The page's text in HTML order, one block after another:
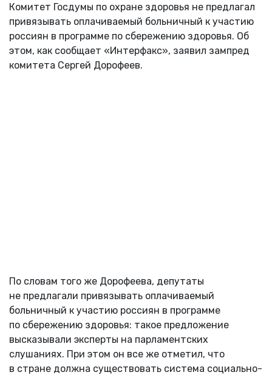
Комитет Госдумы по охране здоровья не предлагал
привязывать оплачиваемый больничный к участию
россиян в программе по сбережению здоровья. Об
этом, как сообщает «Интерфакс», заявил зампред
комитета Сергей Дорофеев.
По словам того же Дорофеева, депутаты
не предлагали привязывать оплачиваемый
больничный к участию россиян в программе
по сбережению здоровья: такое предложение
высказывали эксперты на парламентских
слушаниях. При этом он все же отметил, что
в стране должна существовать система социально-